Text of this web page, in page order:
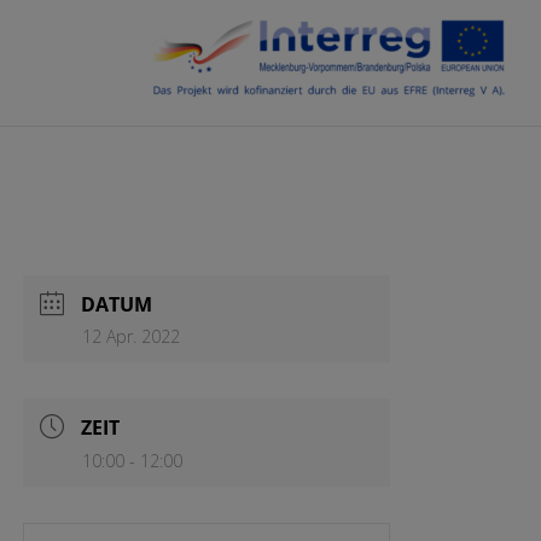
DATUM
12 Apr. 2022
ZEIT
10:00 - 12:00